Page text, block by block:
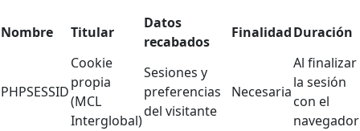
Nombre Titular
Datos
recabados
FinalidadDuración
PHPSESSID
Cookie
propia
(MCL
Interglobal)
Sesiones y
preferencias
del visitante
Necesaria
Al finalizar
la sesión
con el
navegador